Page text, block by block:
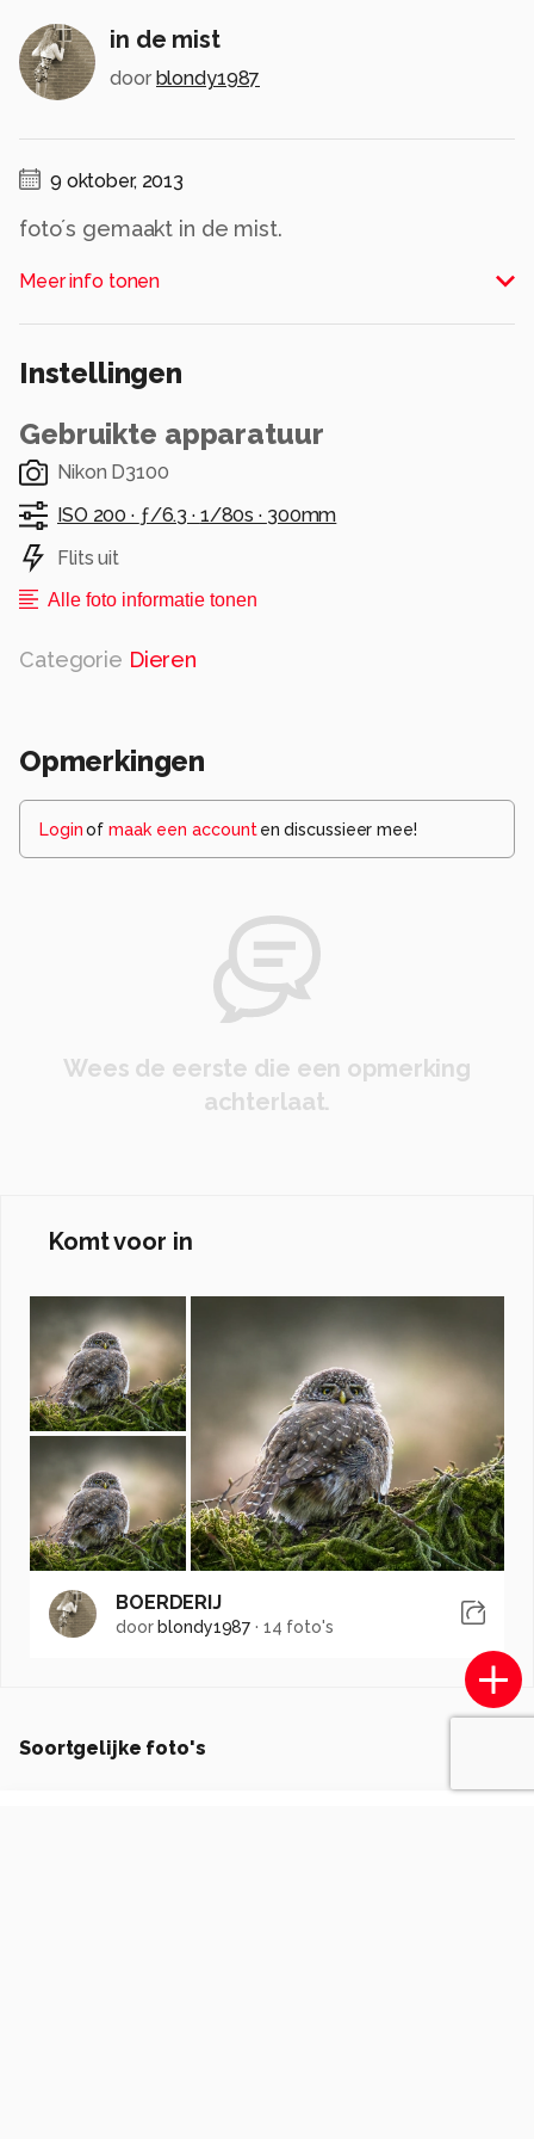
in de mist
door blondy1987
9 oktober, 2013
foto´s gemaakt in de mist.
Alle rechten voorbehouden
Meer info tonen
Instellingen
Gebruikte apparatuur
Nikon D3100
ISO 200 · ƒ/6.3 · 1/80s · 300mm
Flits uit
Alle foto informatie tonen
Categorie Dieren
Opmerkingen
Loginof maak een account en discussieer mee!
Wees de eerste die een opmerking
achterlaat.
Komt voor in
BOERDERIJ
door blondy1987 · 14 foto's
Soortgelijke foto's